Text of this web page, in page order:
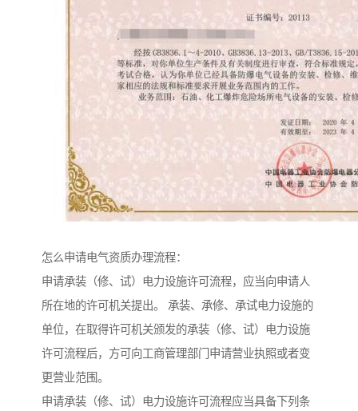
怎么申请电气资质办理流程：
申请承装（修、试）电力设施许可流程，应当向申请人
所在地的许可机关提出。 承装、承修、承试电力设施的
单位，在取得许可机关颁发的承装（修、试）电力设施
许可流程后，方可向工商管理部门申请营业执照或者变
更营业范围。
申请承装（修、试）电力设施许可流程应当具备下列条